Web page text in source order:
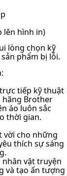
lên hình in)
lòng chọn kỹ
phẩm bị lỗi.
tiếp kỹ thuật
hãng Brother
áo luôn sắc
thời gian.
vời cho những
thích sự sáng
nhân vật truyện
và tạo ấn tượng